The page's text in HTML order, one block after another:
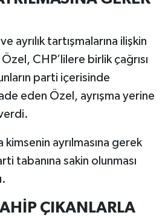
ayrılık tartışmalarına ilişkin
CHP’lilere birlik çağrısı
parti içerisinde
eden Özel, ayrışma yerine
ayrılmasına gerek
tabanına sakin olunması
ÇIKANLARLA